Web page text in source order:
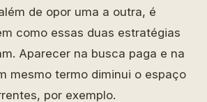
de opor uma a outra, é
como essas duas estratégias
Aparecer na busca paga e na
mesmo termo diminui o espaço
por exemplo.